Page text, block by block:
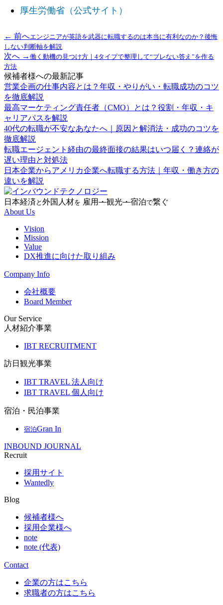
厚生労働省（公式サイト）
← 前へエンジニアが英語を武器に転職するのは本当に有利なのか？後悔
しない判断軸を解説
次へ → 働く動機の見つけ方｜4タイプで整理して“ブレない答え”を作る
方法
候補者様への最新記事
営業企画の仕事内容とは？年収・やりがい・転職成功のコツ
を徹底解説
最高マーケティング責任者（CMO）とは？役割・年収・キ
ャリアパスを解説
40代の転職が不安なあなたへ｜原因と解消法・成功のコツを
徹底解説
転職エージェント経由の最終面接の結果はいつ届く？連絡が
遅い理由と対処法
日本企業からアメリカ企業へ転職する方法｜年収・働き方の
違いを解説
日本経済 と 外国人材を 雇用・観光・宿泊で繋ぐ
About Us
Vision
Mission
Value
DX推進に向けた取り組み
Company Info
会社概要
Board Member
Our Service
人材紹介事業
IBT RECRUITMENT
訪日観光事業
IBT TRAVEL 法人向け
IBT TRAVEL 個人向け
宿泊・民泊事業
宿泊Gran In
INBOUND JOURNAL
Recruit
採用サイト
Wantedly
Blog
候補者様へ
採用企業様へ
note
note (代表)
Contact
企業の方はこちら
求職者の方はこちら